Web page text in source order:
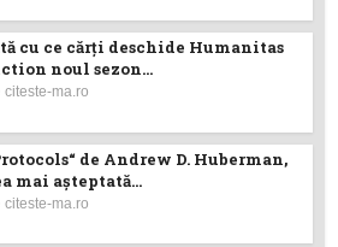
cu ce cărţi deschide Humanitas
noul sezon...
citeste-ma.ro
de Andrew D. Huberman,
mai așteptată...
citeste-ma.ro